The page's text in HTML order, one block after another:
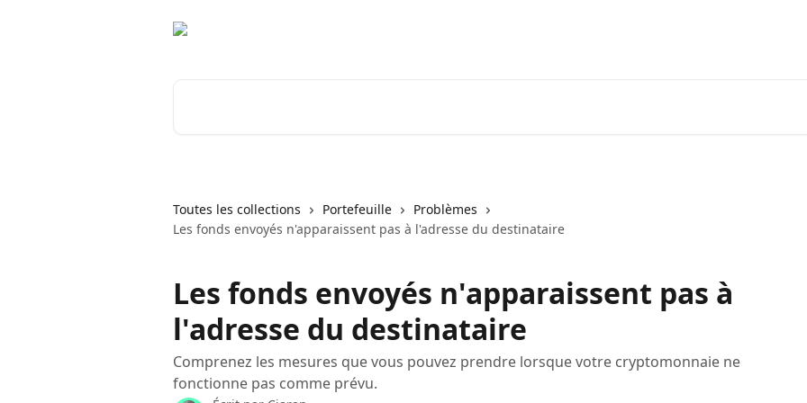
Toutes les collections Portefeuille
Problèmes
Les fonds envoyés n'apparaissent pas à l'adresse du destinataire
Les fonds envoyés n'apparaissent pas à
l'adresse du destinataire
Comprenez les mesures que vous pouvez prendre lorsque votre cryptomonnaie ne
fonctionne pas comme prévu.